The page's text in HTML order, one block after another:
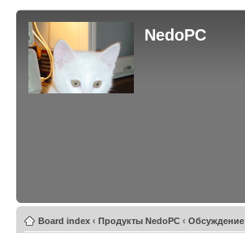
NedoPC
Board index ‹ Продукты NedoPC ‹ Обсуждение